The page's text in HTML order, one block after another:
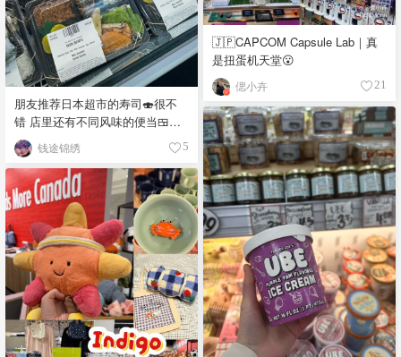
🇯🇵CAPCOM Capsule Lab｜真
是扭蛋机天堂😮
偲小卉 21
朋友推荐日本超市的寿司🍣很不
错 店里还有不同风味的便当🍱，
饭团🍙 品种真多，价格又实惠，
都看馋了
钱途锦绣 5